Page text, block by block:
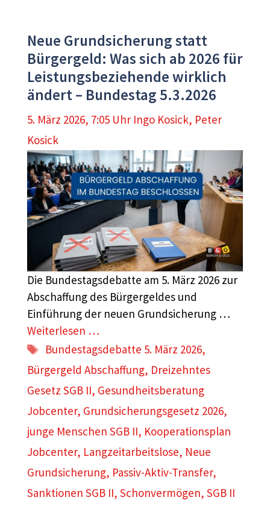
Neue Grundsicherung statt
Bürgergeld: Was sich ab 2026 für
Leistungsbeziehende wirklich
ändert – Bundestag 5.3.2026
5. März 2026, 7:05 Uhr Ingo Kosick, Peter
Kosick
Die Bundestagsdebatte am 5. März 2026 zur
Abschaffung des Bürgergeldes und
Einführung der neuen Grundsicherung …
Weiterlesen …
Schlagwörter
Bundestagsdebatte 5. März 2026,
Bürgergeld Abschaffung, Dreizehntes
Gesetz SGB II, Gesundheitsberatung
Jobcenter, Grundsicherungsgesetz 2026,
junge Menschen SGB II, Kooperationsplan
Jobcenter, Langzeitarbeitslose, Neue
Grundsicherung, Passiv-Aktiv-Transfer,
Sanktionen SGB II, Schonvermögen, SGB II